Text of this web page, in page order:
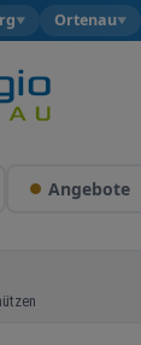
▼ Ortenau▼
Angebote